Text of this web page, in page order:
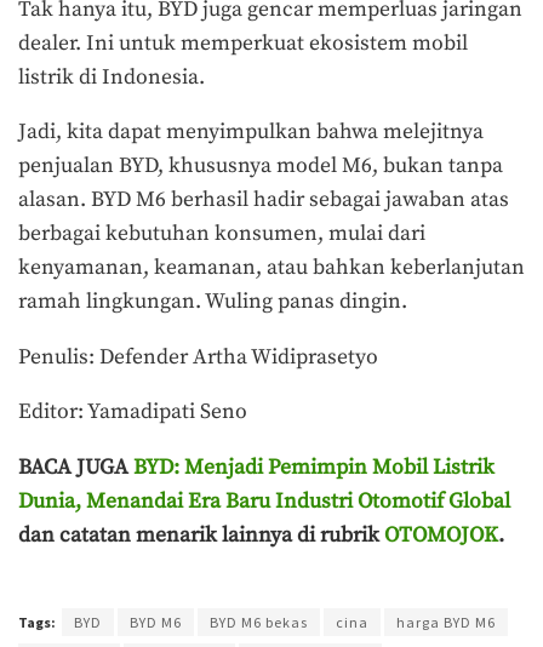
Tak hanya itu, BYD juga gencar memperluas jaringan
dealer. Ini untuk memperkuat ekosistem mobil
listrik di Indonesia.
Jadi, kita dapat menyimpulkan bahwa melejitnya
penjualan BYD, khususnya model M6, bukan tanpa
alasan. BYD M6 berhasil hadir sebagai jawaban atas
berbagai kebutuhan konsumen, mulai dari
kenyamanan, keamanan, atau bahkan keberlanjutan
ramah lingkungan. Wuling panas dingin.
Penulis: Defender Artha Widiprasetyo
Editor: Yamadipati Seno
BACA JUGABYD: Menjadi Pemimpin Mobil Listrik
Dunia, Menandai Era Baru Industri Otomotif Global
dan catatan menarik lainnya di rubrikOTOMOJOK.
Tags: BYD BYD M6 BYD M6 bekas cina
harga BYD M6